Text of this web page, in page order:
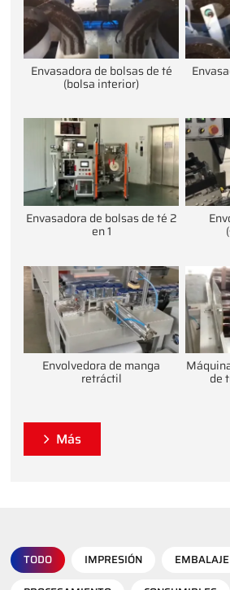
Envasadora de bolsas de té
(bolsa interior)
Envasadora de bolsas de té 2
en 1
Envolvedora de manga
retráctil de
Más
TODO IMPRESIÓN
EMBALAJE